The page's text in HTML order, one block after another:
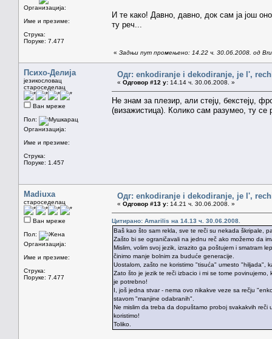
Организација:
Име и презиме:
Струка:
Поруке: 7.477
И те како! Давно, давно, док сам ја још
ту реч...
« Задњи пут промењено: 14.22 ч. 30.06.2008. од
Психо-Делија
језикословац
староседелац
Ван мреже
Пол:
Организација:
Име и презиме:
Струка:
Поруке: 1.457
Одг: enkodiranje i dekodiranje, je l',
« Одговор #12 у: 14.14 ч. 30.06.2008. »
Не знам за плезир, али стејџ, бекстејџ,
(визажистица). Колико сам разумео, ту се
Madiuxa
староседелац
Ван мреже
Пол:
Организација:
Име и презиме:
Струка:
Поруке: 7.477
Одг: enkodiranje i dekodiranje, je l',
« Одговор #13 у: 14.21 ч. 30.06.2008. »
Цитирано: Amarilis на 14.13 ч. 30.06.2008.
Baš kao što sam rekla, sve te reči su nekada škripale,
Zašto bi se ograničavali na jednu reč ako možemo da
Mislim, volim svoj jezik, izrazito ga poštujem i smatram
činimo manje bolnim za buduće generacije.
Uostalom, zašto ne koristimo "tisuća" umesto "hiljada",
Zato što je jezik te reči izbacio i mi se tome
je potrebno!
I, još jedna stvar - nema ovo nikakve veze sa rečju
stavom "manjine odabranih".
Ne mislim da treba da dopuštamo proboj svakakvih
koristimo!
Toliko.